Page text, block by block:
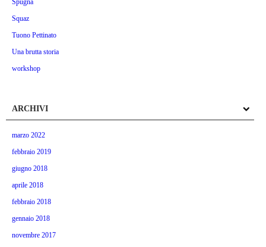
Spugna
Squaz
Tuono Pettinato
Una brutta storia
workshop
ARCHIVI
marzo 2022
febbraio 2019
giugno 2018
aprile 2018
febbraio 2018
gennaio 2018
novembre 2017